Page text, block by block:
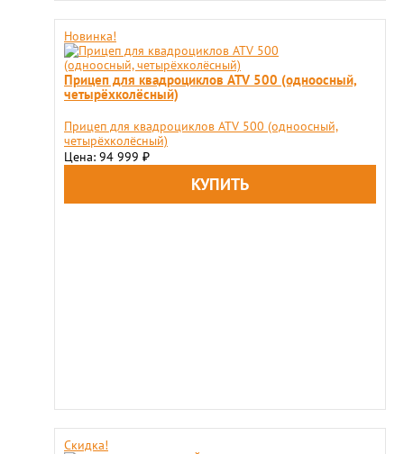
Новинка!
Прицеп для квадроциклов ATV 500 (одноосный,
четырёхколёсный)
Прицеп для квадроциклов ATV 500 (одноосный,
четырёхколёсный)
Цена: 94 999 ₽
Скидка!